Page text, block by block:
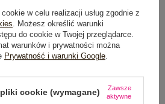
sek.
dzisiaj!
w celu realizacji usług zgodnie z
. Możesz określić warunki
do cookie w Twojej przeglądarce.
warunków i prywatności można
Prywatność i warunki Google.
cookie (wymagane)
Zawsze
aktywne